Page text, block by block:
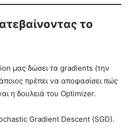
το
μας δώσει τα gradients (την
πρέπει να αποφασίσει πώς
η δουλειά του Optimizer.
Gradient Descent (SGD).